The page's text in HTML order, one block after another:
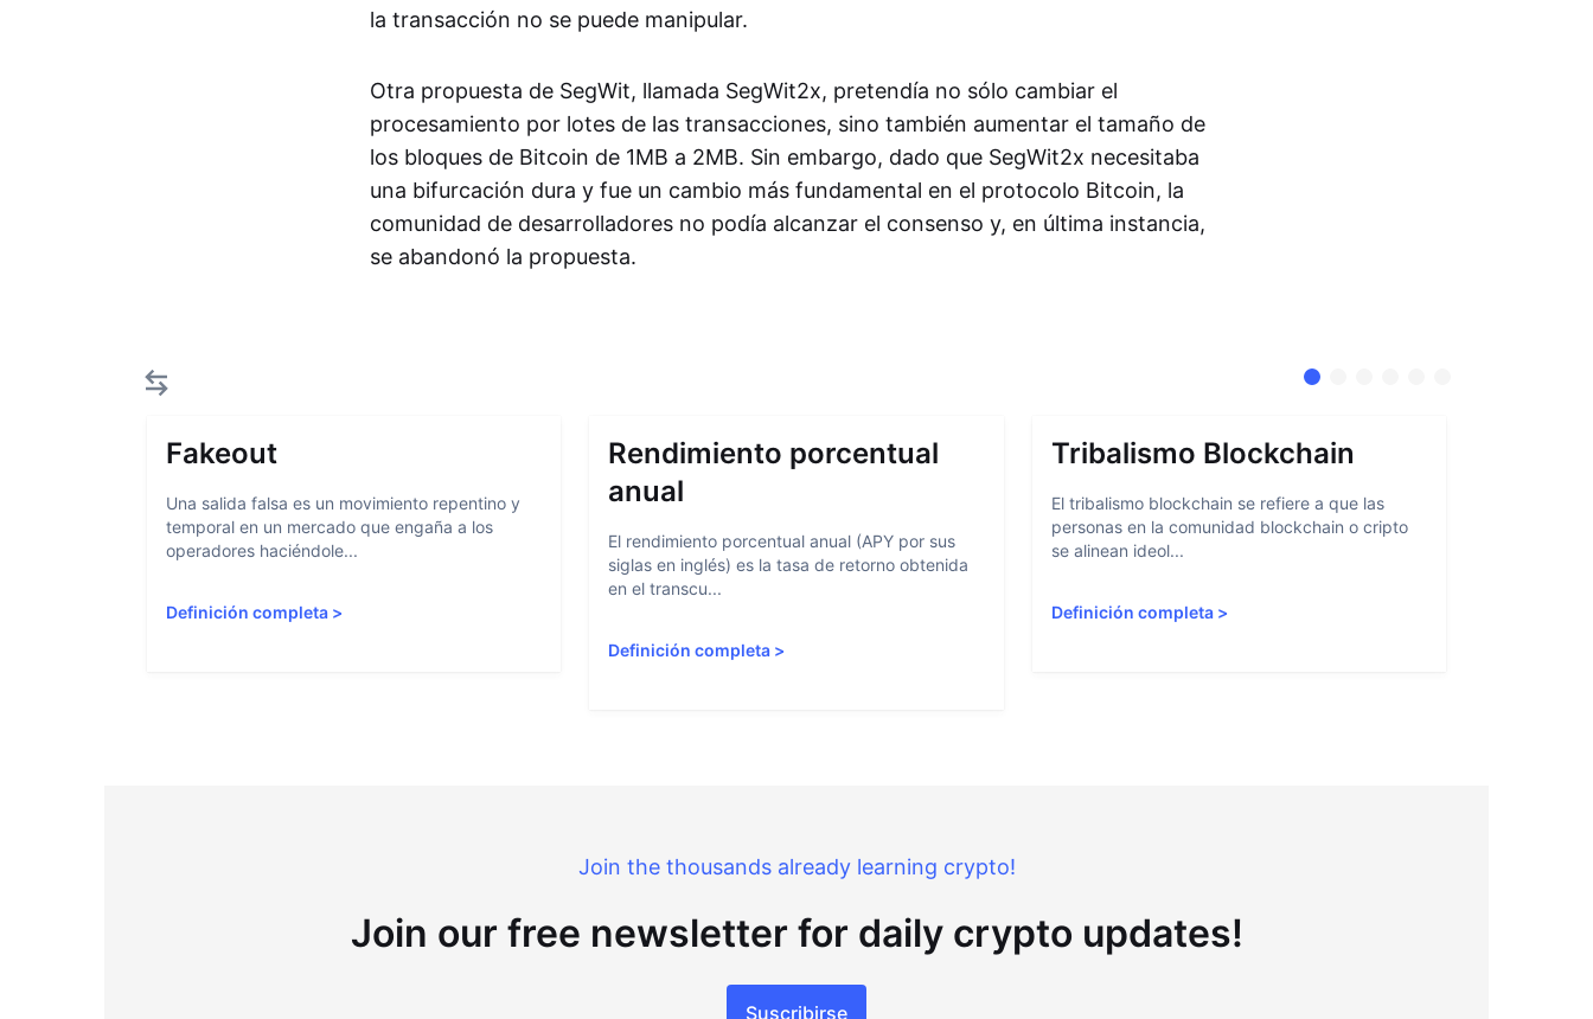
la transacción no se puede manipular.
Otra propuesta de SegWit, llamada SegWit2x, pretendía no sólo cambiar el
procesamiento por lotes de las transacciones, sino también aumentar el tamaño de
los bloques de Bitcoin de 1MB a 2MB. Sin embargo, dado que SegWit2x necesitaba
una bifurcación dura y fue un cambio más fundamental en el protocolo Bitcoin, la
comunidad de desarrolladores no podía alcanzar el consenso y, en última instancia,
se abandonó la propuesta.
Fakeout
Una salida falsa es un movimiento repentino y
temporal en un mercado que engaña a los
operadores haciéndole...
Definición completa >
Rendimiento porcentual
anual
El rendimiento porcentual anual (APY por sus
siglas en inglés) es la tasa de retorno obtenida
en el transcu...
Definición completa >
Tribalismo Blockchain
El tribalismo blockchain se refiere a que las
personas en la comunidad blockchain o cripto
se alinean ideol...
Definición completa>
Join the thousands already learning crypto!
Join our free newsletter for daily crypto updates!
Suscribirse